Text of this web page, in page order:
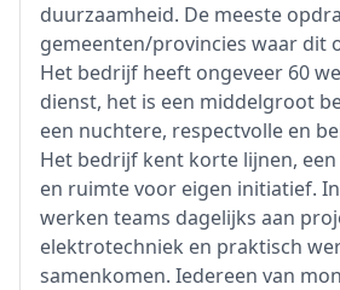
duurzaamheid. De meeste
gemeenten/provincies waar dit
Het bedrijf heeft ongeveer 60
dienst, het is een middelgroot
een nuchtere, respectvolle en
Het bedrijf kent korte lijnen,
en ruimte voor eigen initiatief.
werken teams dagelijks aan
elektrotechniek en praktisch
samenkomen. Iedereen van